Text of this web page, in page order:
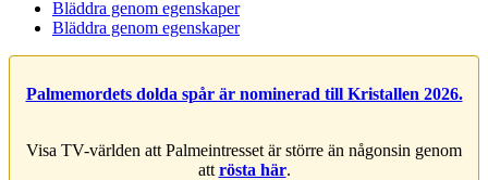
Bläddra genom egenskaper
Bläddra genom egenskaper
Palmemordets dolda spår är nominerad till Kristallen 2026.
Visa TV-världen att Palmeintresset är större än någonsin genom
att rösta här.